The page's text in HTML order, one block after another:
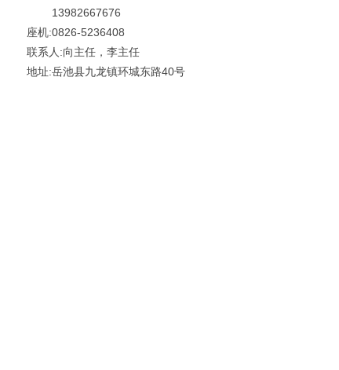
13982667676
座机:0826-5236408
联系人:向主任，李主任
地址:岳池县九龙镇环城东路40号